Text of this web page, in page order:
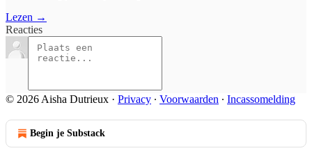
Lezen →
Reacties
© 2026 Aisha Dutrieux · Privacy ∙ Voorwaarden ∙ Incassomelding
Begin je Substack